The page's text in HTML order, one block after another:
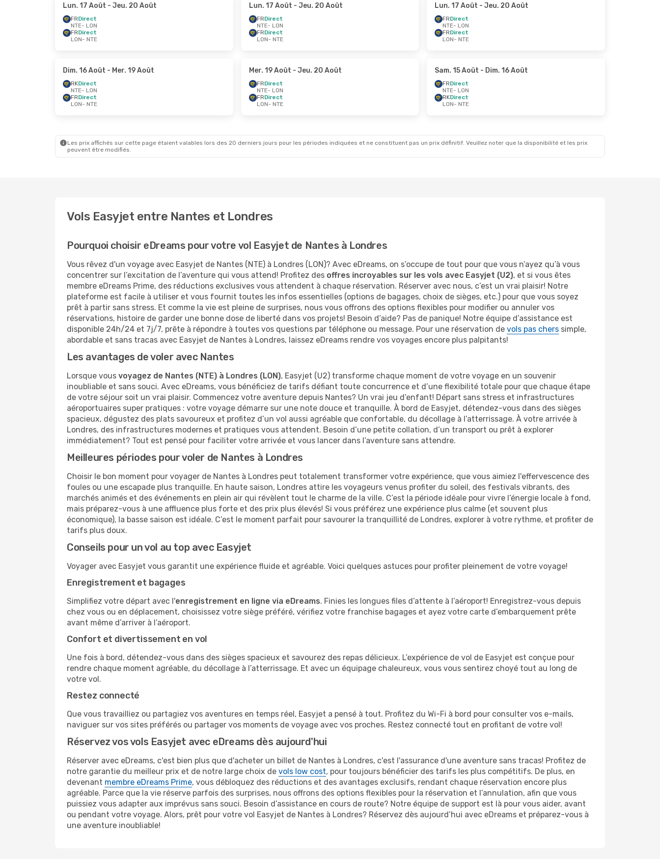
Lun. 17 Août - Jeu. 20 Août
FRDirect
NTE- LON
FRDirect
LON- NTE
Lun. 17 Août - Jeu. 20 Août
FRDirect
NTE- LON
FRDirect
LON- NTE
Lun. 17 Août - Jeu. 20 Août
FRDirect
NTE- LON
FRDirect
LON- NTE
Dim. 16 Août - Mer. 19 Août
RKDirect
NTE- LON
FRDirect
LON- NTE
Mer. 19 Août - Jeu. 20 Août
FRDirect
NTE- LON
FRDirect
LON- NTE
Sam. 15 Août - Dim. 16 Août
FRDirect
NTE- LON
RKDirect
LON- NTE
Les prix affichés sur cette page étaient valables lors des 20 derniers jours pour les périodes indiquées et ne constituent pas un prix définitif. Veuillez noter que la disponibilité et les prix
peuvent être modifiés.
Vols Easyjet entre Nantes et Londres
Pourquoi choisir eDreams pour votre vol Easyjet de Nantes à Londres
Vous rêvez d'un voyage avec Easyjet de Nantes (NTE) à Londres (LON)? Avec eDreams, on s’occupe de tout pour que vous n’ayez qu’à vous
concentrer sur l’excitation de l’aventure qui vous attend! Profitez des offres incroyables sur les vols avec Easyjet (U2), et si vous êtes
membre eDreams Prime, des réductions exclusives vous attendent à chaque réservation. Réserver avec nous, c’est un vrai plaisir! Notre
plateforme est facile à utiliser et vous fournit toutes les infos essentielles (options de bagages, choix de sièges, etc.) pour que vous soyez
prêt à partir sans stress. Et comme la vie est pleine de surprises, nous vous offrons des options flexibles pour modifier ou annuler vos
réservations, histoire de garder une bonne dose de liberté dans vos projets! Besoin d’aide? Pas de panique! Notre équipe d’assistance est
disponible 24h/24 et 7j/7, prête à répondre à toutes vos questions par téléphone ou message. Pour une réservation de vols pas chers simple,
abordable et sans tracas avec Easyjet de Nantes à Londres, laissez eDreams rendre vos voyages encore plus palpitants!
Les avantages de voler avec Nantes
Lorsque vous voyagez de Nantes (NTE) à Londres (LON), Easyjet (U2) transforme chaque moment de votre voyage en un souvenir
inoubliable et sans souci. Avec eDreams, vous bénéficiez de tarifs défiant toute concurrence et d’une flexibilité totale pour que chaque étape
de votre séjour soit un vrai plaisir. Commencez votre aventure depuis Nantes? Un vrai jeu d’enfant! Départ sans stress et infrastructures
aéroportuaires super pratiques : votre voyage démarre sur une note douce et tranquille. À bord de Easyjet, détendez-vous dans des sièges
spacieux, dégustez des plats savoureux et profitez d’un vol aussi agréable que confortable, du décollage à l’atterrissage. À votre arrivée à
Londres, des infrastructures modernes et pratiques vous attendent. Besoin d’une petite collation, d’un transport ou prêt à explorer
immédiatement? Tout est pensé pour faciliter votre arrivée et vous lancer dans l’aventure sans attendre.
Meilleures périodes pour voler de Nantes à Londres
Choisir le bon moment pour voyager de Nantes à Londres peut totalement transformer votre expérience, que vous aimiez l'effervescence des
foules ou une escapade plus tranquille. En haute saison, Londres attire les voyageurs venus profiter du soleil, des festivals vibrants, des
marchés animés et des événements en plein air qui révèlent tout le charme de la ville. C’est la période idéale pour vivre l’énergie locale à fond,
mais préparez-vous à une affluence plus forte et des prix plus élevés! Si vous préférez une expérience plus calme (et souvent plus
économique), la basse saison est idéale. C’est le moment parfait pour savourer la tranquillité de Londres, explorer à votre rythme, et profiter de
tarifs plus doux.
Conseils pour un vol au top avec Easyjet
Voyager avec Easyjet vous garantit une expérience fluide et agréable. Voici quelques astuces pour profiter pleinement de votre voyage!
Enregistrement et bagages
Simplifiez votre départ avec l'enregistrement en ligne via eDreams. Finies les longues files d’attente à l’aéroport! Enregistrez-vous depuis
chez vous ou en déplacement, choisissez votre siège préféré, vérifiez votre franchise bagages et ayez votre carte d’embarquement prête
avant même d’arriver à l’aéroport.
Confort et divertissement en vol
Une fois à bord, détendez-vous dans des sièges spacieux et savourez des repas délicieux. L’expérience de vol de Easyjet est conçue pour
rendre chaque moment agréable, du décollage à l’atterrissage. Et avec un équipage chaleureux, vous vous sentirez choyé tout au long de
votre vol.
Restez connecté
Que vous travailliez ou partagiez vos aventures en temps réel, Easyjet a pensé à tout. Profitez du Wi-Fi à bord pour consulter vos e-mails,
naviguer sur vos sites préférés ou partager vos moments de voyage avec vos proches. Restez connecté tout en profitant de votre vol!
Réservez vos vols Easyjet avec eDreams dès aujourd'hui
Réserver avec eDreams, c'est bien plus que d'acheter un billet de Nantes à Londres, c'est l'assurance d'une aventure sans tracas! Profitez de
notre garantie du meilleur prix et de notre large choix de vols low cost, pour toujours bénéficier des tarifs les plus compétitifs. De plus, en
devenant membre eDreams Prime, vous débloquez des réductions et des avantages exclusifs, rendant chaque réservation encore plus
agréable. Parce que la vie réserve parfois des surprises, nous offrons des options flexibles pour la réservation et l’annulation, afin que vous
puissiez vous adapter aux imprévus sans souci. Besoin d’assistance en cours de route? Notre équipe de support est là pour vous aider, avant
ou pendant votre voyage. Alors, prêt pour votre vol Easyjet de Nantes à Londres? Réservez dès aujourd’hui avec eDreams et préparez-vous à
une aventure inoubliable!